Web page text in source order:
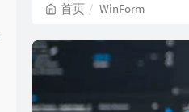
首页 WinForm